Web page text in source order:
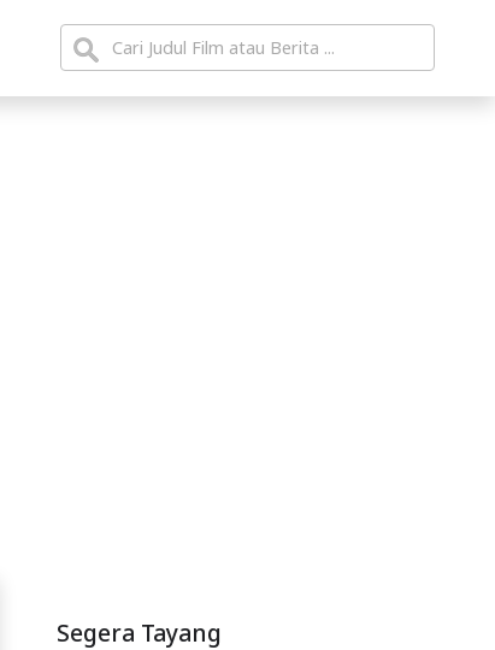
Segera Tayang